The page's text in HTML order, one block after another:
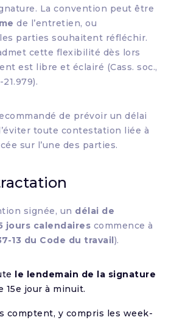
La convention peut être
de l’entretien, ou
parties souhaitent réfléchir.
cette flexibilité dès lors
est libre et éclairé (Cass. soc.,
de prévoir un délai
toute contestation liée à
sur l’une des parties.
signée, un délai de
jours calendaires commence à
13 du Code du travail).
le lendemain de la signature
15e jour à minuit.
comptent, y compris les week-